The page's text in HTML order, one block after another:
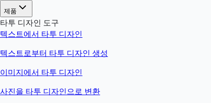
제품
타투 디자인 도구
텍스트에서 타투 디자인
텍스트로부터 타투 디자인 생성
이미지에서 타투 디자인
사진을 타투 디자인으로 변환